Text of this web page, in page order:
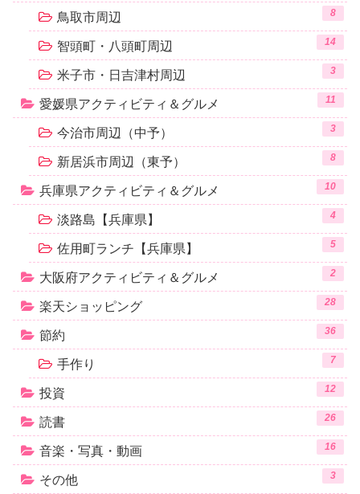
鳥取市周辺 8
智頭町・八頭町周辺 14
米子市・日吉津村周辺 3
愛媛県アクティビティ＆グルメ 11
今治市周辺（中予） 3
新居浜市周辺（東予） 8
兵庫県アクティビティ＆グルメ 10
淡路島【兵庫県】 4
佐用町ランチ【兵庫県】 5
大阪府アクティビティ＆グルメ 2
楽天ショッピング 28
節約 36
手作り 7
投資 12
読書 26
音楽・写真・動画 16
その他 3